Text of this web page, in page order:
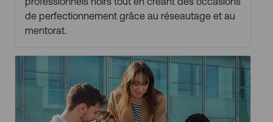
de perfectionnement grâce au réseautage et au
mentorat.